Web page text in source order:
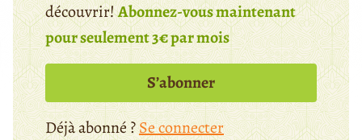
découvrir!Abonnez-vous maintenant
pour seulement 3€ par mois
S’abonner
Déjà abonné ?Se connecter